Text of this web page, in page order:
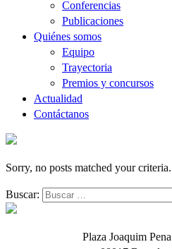
Conferencias
Publicaciones
Quiénes somos
Equipo
Trayectoria
Premios y concursos
Actualidad
Contáctanos
Sorry, no posts matched your criteria.
Buscar:
Plaza Joaquim